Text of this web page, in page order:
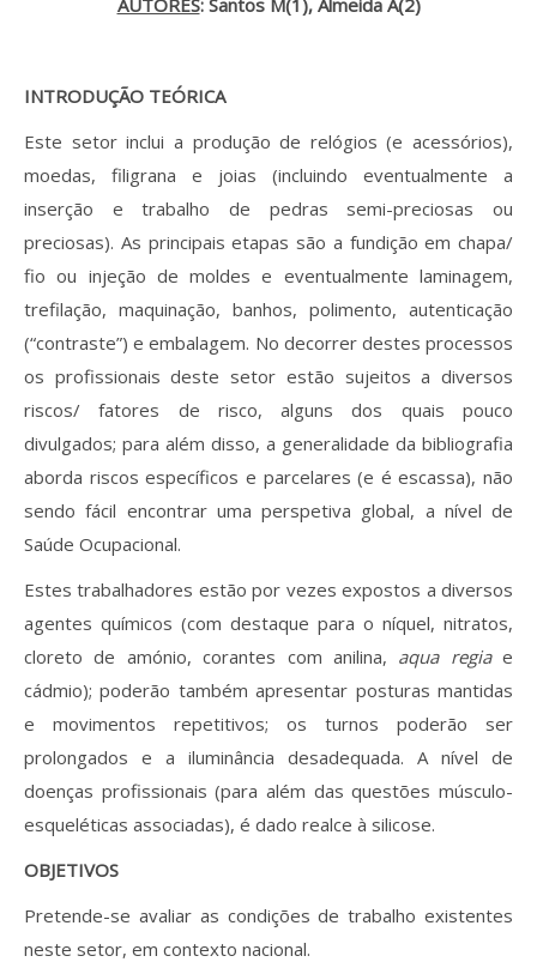
Candidatura a revisor
Artigos recentes
Revistas previamente publicadas
Como publicitar na nossa revista
Contatos
Informações adicionais
Estatísticas da Revista
Ficha técnica
AUTORES: Santos M(1), Almeida A(2)
INTRODUÇÃO TEÓRICA
Este setor inclui a produção de relógios (e acessórios),
moedas, filigrana e joias (incluindo eventualmente a
inserção e trabalho de pedras semi-preciosas ou
preciosas). As principais etapas são a fundição em chapa/
fio ou injeção de moldes e eventualmente laminagem,
trefilação, maquinação, banhos, polimento, autenticação
(“contraste”) e embalagem. No decorrer destes processos
os profissionais deste setor estão sujeitos a diversos
riscos/ fatores de risco, alguns dos quais pouco
divulgados; para além disso, a generalidade da bibliografia
aborda riscos específicos e parcelares (e é escassa), não
sendo fácil encontrar uma perspetiva global, a nível de
Saúde Ocupacional.
Estes trabalhadores estão por vezes expostos a diversos
agentes químicos (com destaque para o níquel, nitratos,
cloreto de amónio, corantes com anilina, aqua regiae
cádmio); poderão também apresentar posturas mantidas
e movimentos repetitivos; os turnos poderão ser
prolongados e a iluminância desadequada. A nível de
doenças profissionais (para além das questões músculo-
esqueléticas associadas), é dado realce à silicose.
OBJETIVOS
Pretende-se avaliar as condições de trabalho existentes
neste setor, em contexto nacional.